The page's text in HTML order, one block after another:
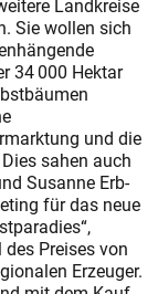
Landkreise
Sie wollen sich
34 000 Hektar
und die
sahen auch
Susanne Erb-
für das neue
Preises von
Erzeuger.